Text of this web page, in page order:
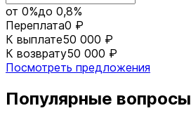
от 0%до 0,8%
Переплата0 ₽
К выплате50 000 ₽
К возврату50 000 ₽
Посмотреть предложения
Популярные вопросы